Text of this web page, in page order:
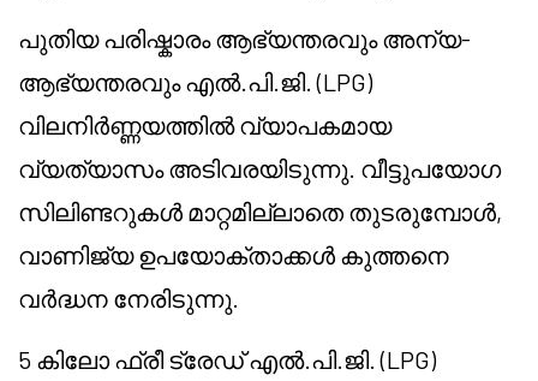
പുതിയ പരിഷ്കാരം ആഭ്യന്തരവും അന്യ-
ആഭ്യന്തരവും എൽ.പി.ജി. (LPG)
വിലനിർണ്ണയത്തിൽ വ്യാപകമായ
വ്യത്യാസം അടിവരയിടുന്നു. വീട്ടുപയോഗ
സിലിണ്ടറുകൾ മാറ്റമില്ലാതെ തുടരുമ്പോൾ,
വാണിജ്യ ഉപയോക്താക്കൾ കുത്തനെ
വർദ്ധന നേരിടുന്നു.
5 കിലോ ഫ്രീ ട്രേഡ് എൽ.പി.ജി. (LPG)